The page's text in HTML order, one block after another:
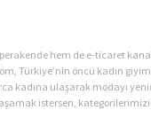
hem de e-ticaret
Türkiye’nin öncü kadın
kadına ulaşarak modayı
istersen,